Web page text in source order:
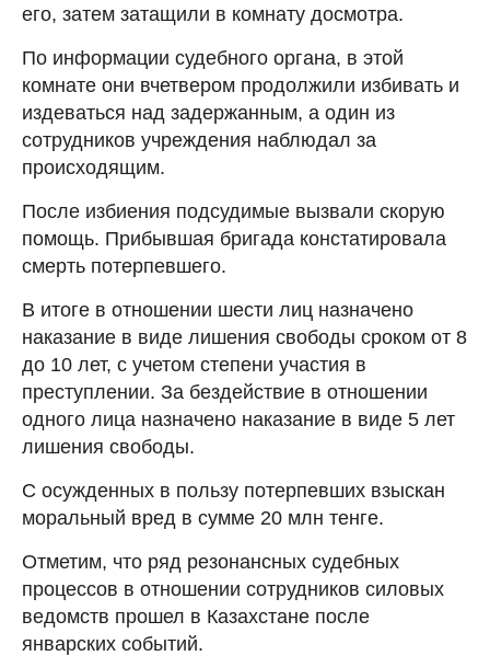
его, затем затащили в комнату досмотра.
По информации судебного органа, в этой
комнате они вчетвером продолжили избивать и
издеваться над задержанным, а один из
сотрудников учреждения наблюдал за
происходящим.
После избиения подсудимые вызвали скорую
помощь. Прибывшая бригада констатировала
смерть потерпевшего.
В итоге в отношении шести лиц назначено
наказание в виде лишения свободы сроком от 8
до 10 лет, с учетом степени участия в
преступлении. За бездействие в отношении
одного лица назначено наказание в виде 5 лет
лишения свободы.
С осужденных в пользу потерпевших взыскан
моральный вред в сумме 20 млн тенге.
Отметим, что ряд резонансных судебных
процессов в отношении сотрудников силовых
ведомств прошел в Казахстане после
январских событий.